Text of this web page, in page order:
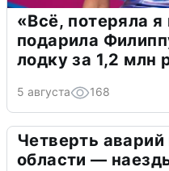
«Всё, потеряла
подарила
лодку за 1,2 млн
5 августа 168
Четверть
области —